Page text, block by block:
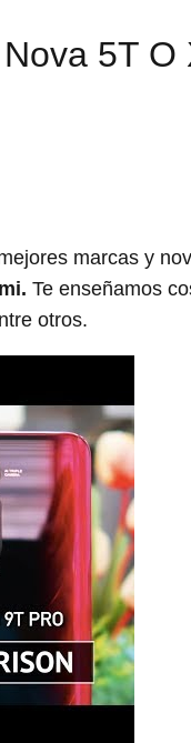
5T O
marcas y
Te enseñamos
otros.